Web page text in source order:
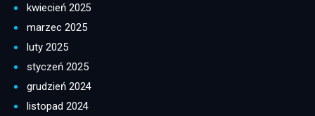
kwiecień 2025
marzec 2025
luty 2025
styczeń 2025
grudzień 2024
listopad 2024